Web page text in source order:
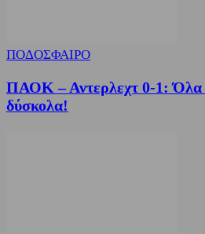
ΠΟΔΟΣΦΑΙΡΟ
ΠΑΟΚ – Αντερλεχτ 0-1: Όλα
δύσκολα!